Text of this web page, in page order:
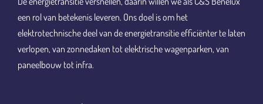
een rol van betekenis leveren. Ons doel is om het
elektrotechnische deel van de energietransitie efficiënter te laten
verlopen, van zonnedaken tot elektrische wagenparken, van
paneelbouw tot infra.